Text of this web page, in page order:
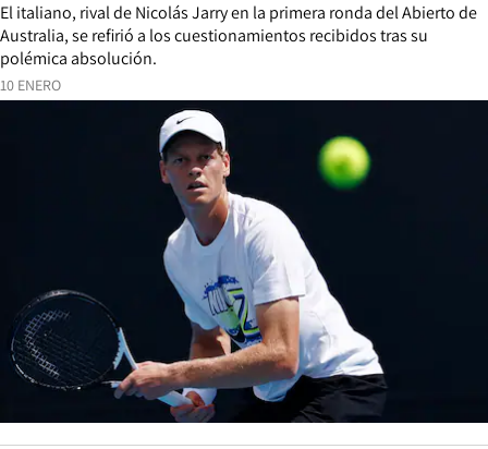
10 ENERO
El italiano, rival de Nicolás Jarry en la primera ronda del Abierto de
Australia, se refirió a los cuestionamientos recibidos tras su
polémica absolución.